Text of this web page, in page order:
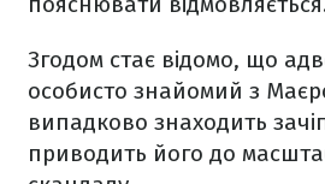
Згодом стає відомо, що
особисто знайомий з
випадково знаходить
приводить його до